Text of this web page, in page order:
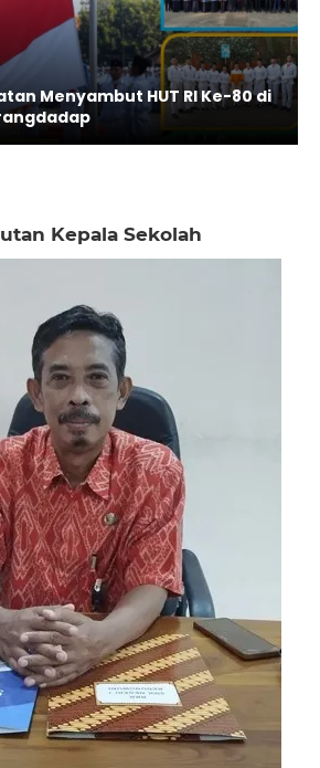
Menyambut HUT RI Ke-80 di
Kepala Sekolah